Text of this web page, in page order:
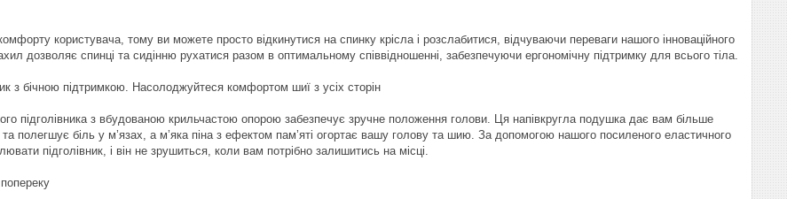
користувача, тому ви можете просто відкинутися на спинку крісла і розслабитися, відчуваючи переваги нашого інноваційного
дозволяє спинці та сидінню рухатися разом в оптимальному співвідношенні, забезпечуючи ергономічну підтримку для всього тіла.
з бічною підтримкою. Насолоджуйтеся комфортом шиї з усіх сторін
підголівника з вбудованою крильчастою опорою забезпечує зручне положення голови. Ця напівкругла подушка дає вам більше
та полегшує біль у м’язах, а м’яка піна з ефектом пам’яті огортає вашу голову та шию. За допомогою нашого посиленого еластичного
підголівник, і він не зрушиться, коли вам потрібно залишитись на місці.